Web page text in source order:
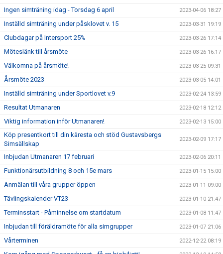
Ingen simträning idag - Torsdag 6 april 2023-04-06 18:27
Inställd simträning under påsklovet v. 15 2023-03-31 19:19
Clubdagar på Intersport 25% 2023-03-26 17:14
Möteslänk till årsmöte 2023-03-26 16:17
Välkomna på årsmöte! 2023-03-25 09:31
Årsmöte 2023 2023-03-05 14:01
Inställd simträning under Sportlovet v.9 2023-02-24 13:59
Resultat Utmanaren 2023-02-18 12:12
Viktig information inför Utmanaren! 2023-02-13 15:00
Köp presentkort till din käresta och stöd Gustavsbergs
Simsällskap
2023-02-09 17:17
Inbjudan Utmanaren 17 februari 2023-02-06 20:11
Funktionärsutbildning 8 och 15e mars 2023-01-15 15:00
Anmälan till våra grupper öppen 2023-01-11 09:00
Tävlingskalender VT23 2023-01-10 21:47
Terminsstart - Påminnelse om startdatum 2023-01-08 11:47
Inbjudan till föräldramöte för alla simgrupper 2023-01-07 21:06
Vårterminen 2022-12-22 08:19